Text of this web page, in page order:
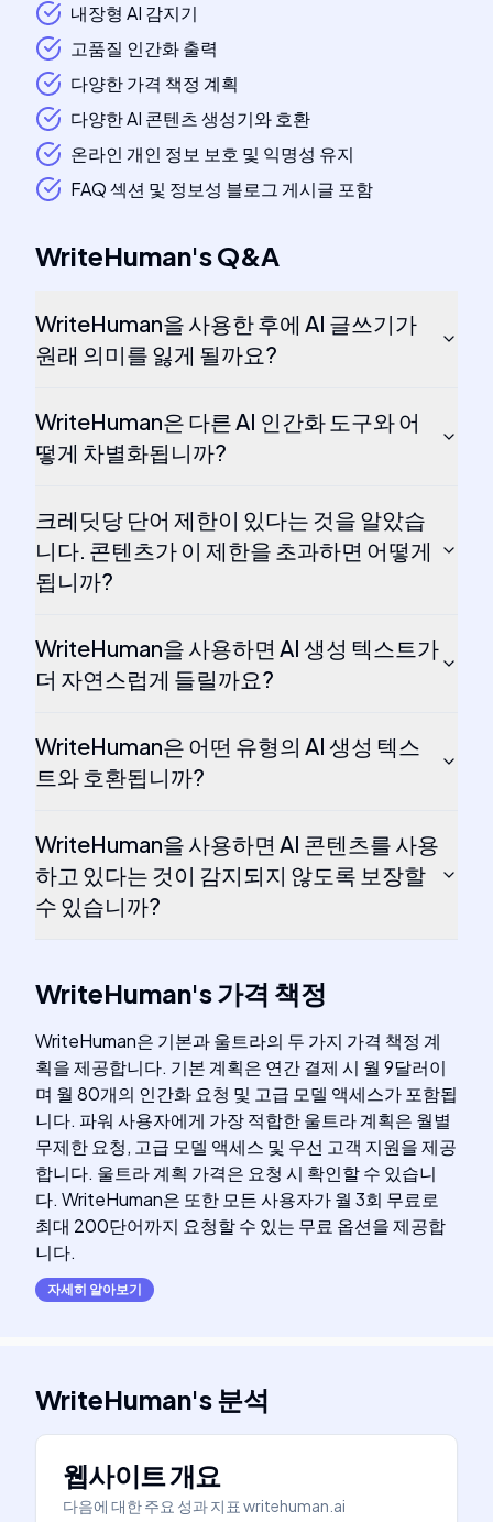
내장형 AI 감지기
고품질 인간화 출력
다양한 가격 책정 계획
다양한 AI 콘텐츠 생성기와 호환
온라인 개인 정보 보호 및 익명성 유지
FAQ 섹션 및 정보성 블로그 게시글 포함
WriteHuman'sQ&A
WriteHuman을 사용한 후에 AI 글쓰기가
원래 의미를 잃게 될까요?
WriteHuman은 다른 AI 인간화 도구와 어
떻게 차별화됩니까?
크레딧당 단어 제한이 있다는 것을 알았습
니다. 콘텐츠가 이 제한을 초과하면 어떻게
됩니까?
WriteHuman을 사용하면 AI 생성 텍스트가
더 자연스럽게 들릴까요?
WriteHuman은 어떤 유형의 AI 생성 텍스
트와 호환됩니까?
WriteHuman을 사용하면 AI 콘텐츠를 사용
하고 있다는 것이 감지되지 않도록 보장할
수 있습니까?
WriteHuman's가격 책정
WriteHuman은 기본과 울트라의 두 가지 가격 책정 계
획을 제공합니다. 기본 계획은 연간 결제 시 월 9달러이
며 월 80개의 인간화 요청 및 고급 모델 액세스가 포함됩
니다. 파워 사용자에게 가장 적합한 울트라 계획은 월별
무제한 요청, 고급 모델 액세스 및 우선 고객 지원을 제공
합니다. 울트라 계획 가격은 요청 시 확인할 수 있습니
다. WriteHuman은 또한 모든 사용자가 월 3회 무료로
최대 200단어까지 요청할 수 있는 무료 옵션을 제공합
니다.
자세히 알아보기
WriteHuman's분석
웹사이트 개요
다음에 대한 주요 성과 지표 writehuman.ai